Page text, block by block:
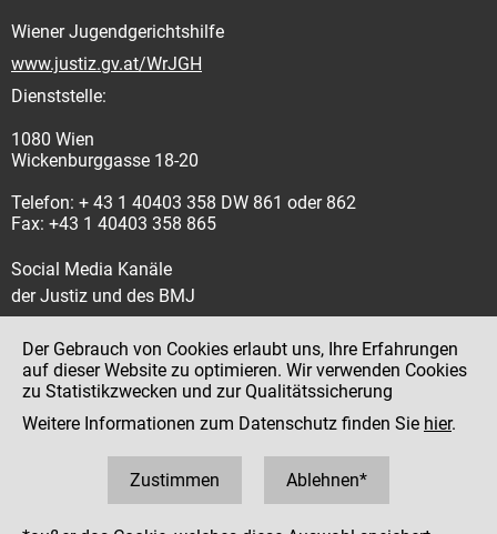
Wiener Jugendgerichtshilfe
www.justiz.gv.at/WrJGH
Dienststelle:
1080 Wien
Wickenburggasse 18-20
Telefon: + 43 1 40403 358 DW 861 oder 862
Fax: +43 1 40403 358 865
Social Media Kanäle
der Justiz und des BMJ
Impressum
Datenschutz
Hinweisgeber:innenplattform (für Mitarbeiter:innen)
Der Gebrauch von Cookies erlaubt uns, Ihre Erfahrungen
auf dieser Website zu optimieren. Wir verwenden Cookies
zu Statistikzwecken und zur Qualitätssicherung
Weitere Informationen zum Datenschutz finden Sie hier.
Zustimmen Ablehnen*